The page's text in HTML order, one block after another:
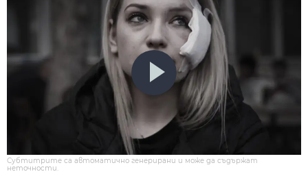
Субтитрите са автоматично генерирани и може да съдържат
неточности.